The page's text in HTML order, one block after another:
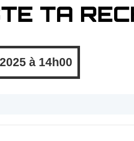
TA
à 14h00